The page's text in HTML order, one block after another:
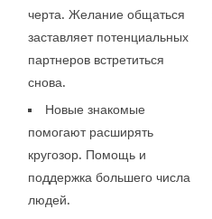
черта. Желание общаться
заставляет потенциальных
партнеров встретиться
снова.
Новые знакомые
помогают расширять
кругозор. Помощь и
поддержка большего числа
людей.